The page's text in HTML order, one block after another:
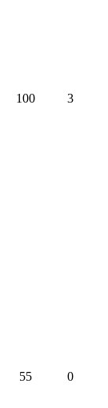
100 3
55 0